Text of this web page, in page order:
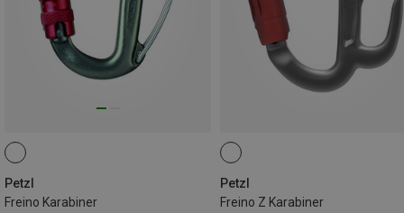
Petzl
Freino Karabiner
Petzl
Freino Z Karabiner